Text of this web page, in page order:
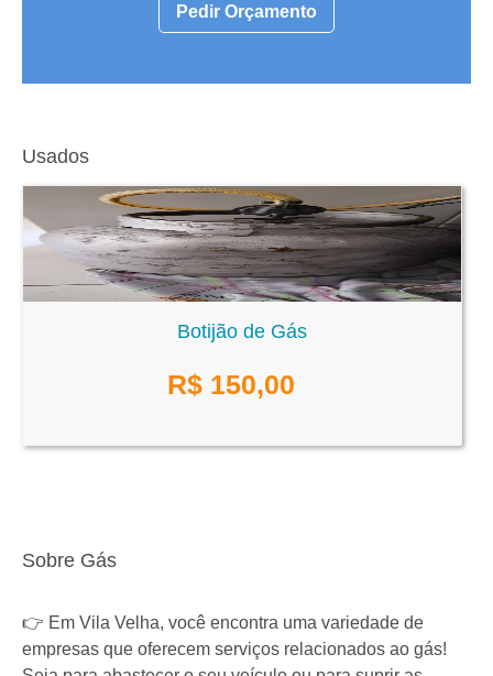
Pedir Orçamento
Usados
Botijão de Gás
R$ 150,00
Sobre Gás
👉 Em Vila Velha, você encontra uma variedade de
empresas que oferecem serviços relacionados ao gás!